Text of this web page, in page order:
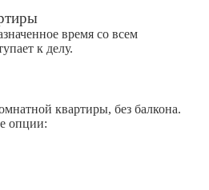
время со всем
к делу.
квартиры, без балкона.
опции: